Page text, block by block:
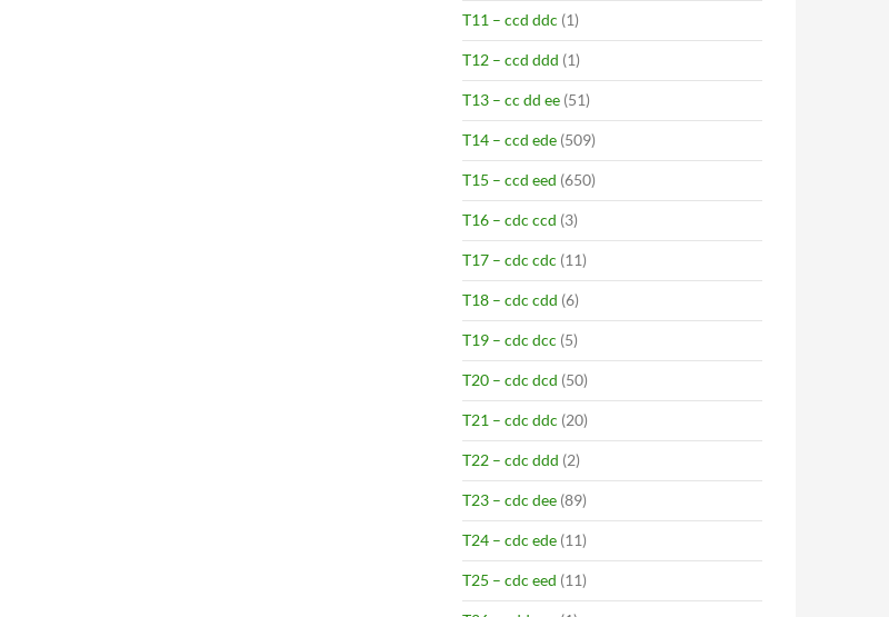
T11 – ccd ddc (1)
T12 – ccd ddd (1)
T13 – cc dd ee (51)
T14 – ccd ede (509)
T15 – ccd eed (650)
T16 – cdc ccd (3)
T17 – cdc cdc (11)
T18 – cdc cdd (6)
T19 – cdc dcc (5)
T20 – cdc dcd (50)
T21 – cdc ddc (20)
T22 – cdc ddd (2)
T23 – cdc dee (89)
T24 – cdc ede (11)
T25 – cdc eed (11)